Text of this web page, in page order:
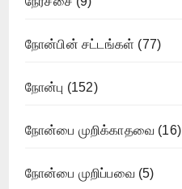
நோன்பின் சட்டங்கள் (77)
நோன்பு (152)
நோன்பை முறிக்காதவை (16)
நோன்பை முறிப்பவை(5)